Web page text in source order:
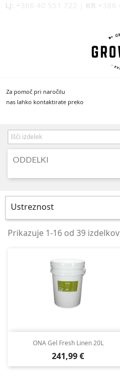
Za pomoč pri naročilu
nas lahko kontaktirate preko
ODDELKI
Ustreznost
Prikazuje 1-16 od 39 izdelkov
ONA Gel Fresh Linen 20L
Cena
241,99 €